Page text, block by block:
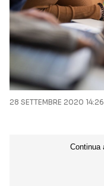
28 SETTEMBRE 2020 14:26